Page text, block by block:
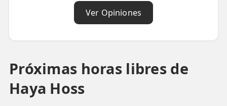
📍 Chamberí - Centro
📍 Barrio Salamanca
Ver Opiniones
Próximas horas libres de
Haya Hoss